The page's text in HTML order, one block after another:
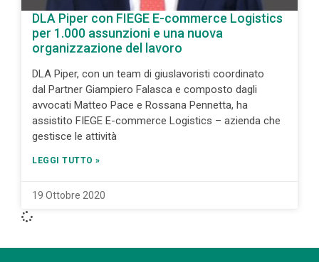
DLA Piper con FIEGE E-commerce Logistics
per 1.000 assunzioni e una nuova
organizzazione del lavoro
DLA Piper, con un team di giuslavoristi coordinato
dal Partner Giampiero Falasca e composto dagli
avvocati Matteo Pace e Rossana Pennetta, ha
assistito FIEGE E-commerce Logistics – azienda che
gestisce le attività
LEGGI TUTTO »
19 Ottobre 2020